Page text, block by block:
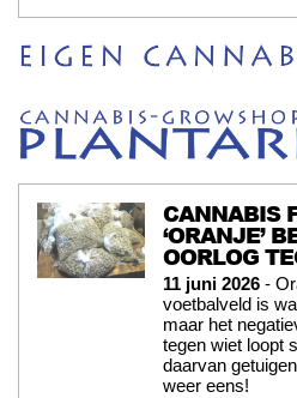
CANNABIS
‘ORANJE’
OORLOG
11 juni 2026 -
voetbalveld is
maar het
tegen wiet loopt
daarvan
weer eens!